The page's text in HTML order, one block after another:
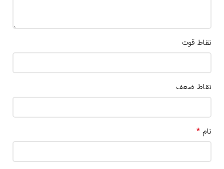
نقاط قوت
نقاط ضعف
نام *